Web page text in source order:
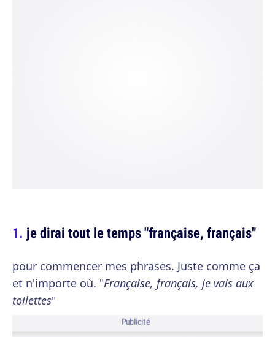
je dirai tout le temps "française, français"
pour commencer mes phrases. Juste comme ça
et n'importe où. "Française, français, je vais aux
toilettes"
Publicité